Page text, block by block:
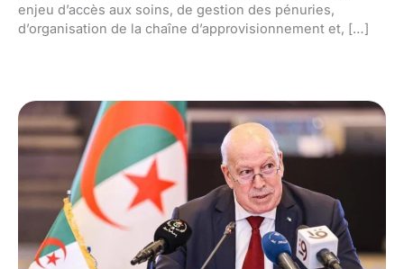
enjeu d’accès aux soins, de gestion des pénuries,
d’organisation de la chaîne d’approvisionnement et, […]